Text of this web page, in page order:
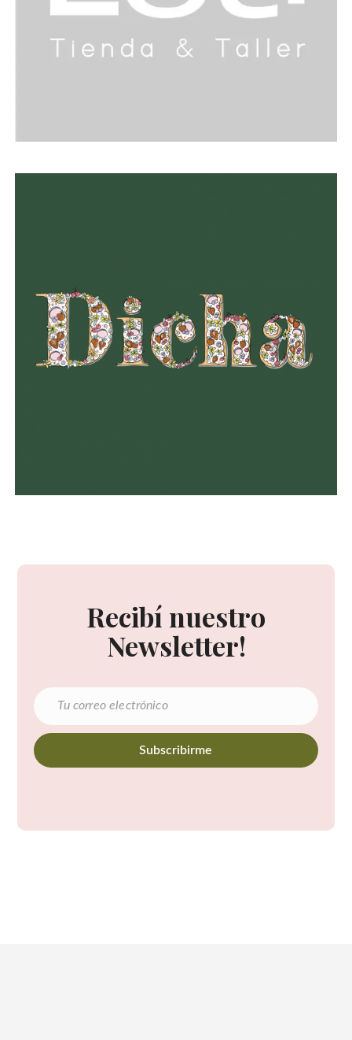
Recibí nuestro
Newsletter!